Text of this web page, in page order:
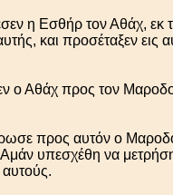
η Εσθήρ τον Αθάχ, εκ
και προσέταξεν εις
ο Αθάχ προς τον
προς αυτόν ο
υπεσχέθη να